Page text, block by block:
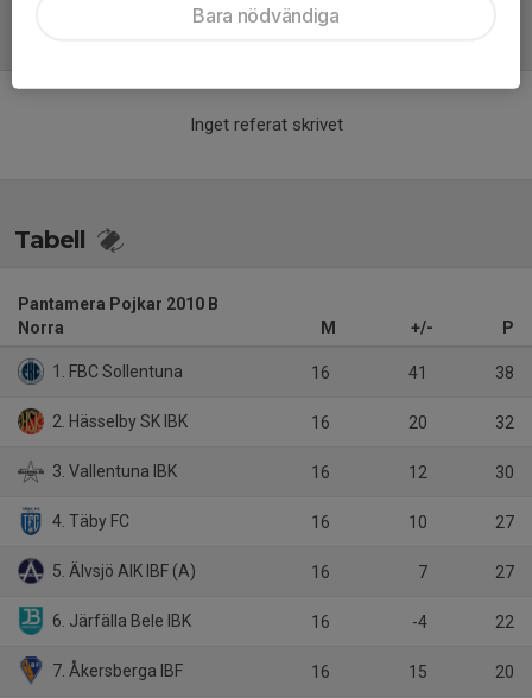
Inget referat skrivet
Tabell
Pantamera Pojkar 2010 B
Norra
M +/- P
1. FBC Sollentuna 16 41 38
2. Hässelby SK IBK 16 20 32
3. Vallentuna IBK 16 12 30
4. Täby FC 16 10 27
5. Älvsjö AIK IBF (A) 16 7 27
6. Järfälla Bele IBK 16 -4 22
7. Åkersberga IBF 16 15 20
Bara nödvändiga